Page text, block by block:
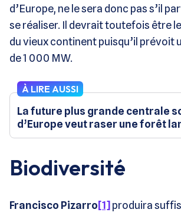
d’Europe, ne le sera donc pas s’il
se réaliser. Il devrait toutefois être
du vieux continent puisqu’il prévoit
de 1 000 MW.
À LIRE AUSSI
La future plus grande centrale
d’Europe veut raser une forêt
Biodiversité
Francisco Pizarro[1] produira